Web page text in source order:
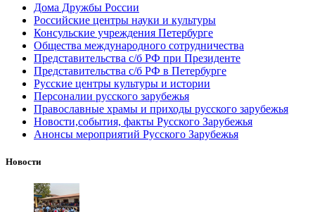
Дома Дружбы России
Российские центры науки и культуры
Консульские учреждения Петербурге
Общества международного сотрудничества
Представительства с/б РФ при Президенте
Представительства с/б РФ в Петербурге
Русские центры культуры и истории
Персоналии русского зарубежья
Православные храмы и приходы русского зарубежья
Новости,события, факты Русского Зарубежья
Анонсы мероприятий Русского Зарубежья
Новости